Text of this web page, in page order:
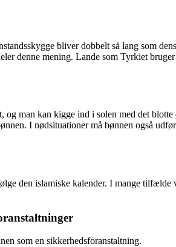
bliver dobbelt så lang som
denne mening. Lande som Tyrkiet
man kan kigge ind i solen med det
I nødsituationer må bønnen også
den islamiske kalender. I mange
som en sikkerhedsforanstaltning.